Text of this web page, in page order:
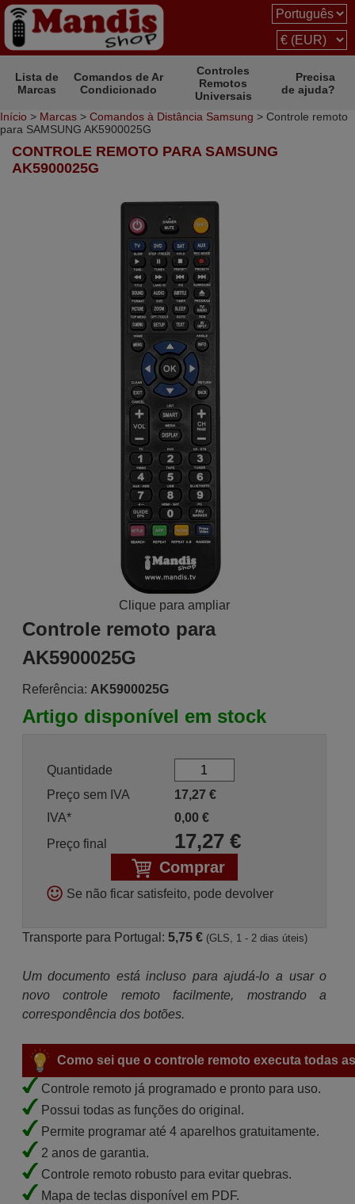
Lista de
Marcas
Comandos de Ar
Condicionado
Controles
Remotos
Universais
Precisa
de ajuda?
Início > Marcas > Comandos à Distância Samsung > Controle remoto
para SAMSUNG AK5900025G
CONTROLE REMOTO PARA SAMSUNG
AK5900025G
Clique para ampliar
Controle remoto para
AK5900025G
Referência: AK5900025G
Artigo disponível em stock
Quantidade
Preço sem IVA
17,27 €
IVA*
0,00 €
Preço final
17,27€
Comprar
Se não ficar satisfeito, pode devolver
Transporte para Portugal: 5,75 € (GLS, 1 - 2 dias úteis)
Um documento está incluso para ajudá-lo a usar o
novo controle remoto facilmente, mostrando a
correspondência dos botões.
Como sei que o controle remoto executa todas
Controle remoto já programado e pronto para uso.
Possui todas as funções do original.
Permite programar até 4 aparelhos gratuitamente.
2 anos de garantia.
Controle remoto robusto para evitar quebras.
Mapa de teclas disponível em PDF.